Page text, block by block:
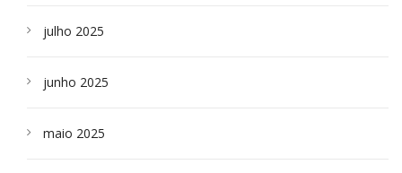
julho 2025
junho 2025
maio 2025